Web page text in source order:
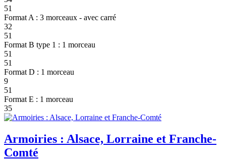
51
Format A : 3 morceaux - avec carré
32
51
Format B type 1 : 1 morceau
51
51
Format D : 1 morceau
9
51
Format E : 1 morceau
35
Armoiries : Alsace, Lorraine et Franche-
Comté